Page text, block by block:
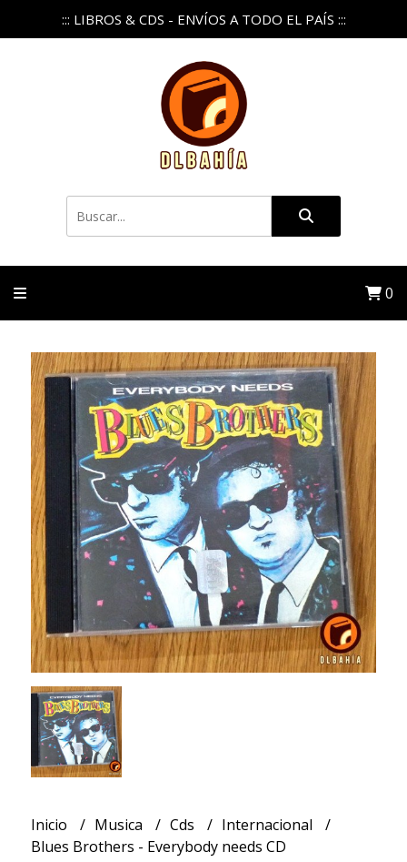
::: LIBROS & CDS - ENVÍOS A TODO EL PAÍS :::
0
Inicio Musica Cds
Internacional
Blues Brothers - Everybody needs CD